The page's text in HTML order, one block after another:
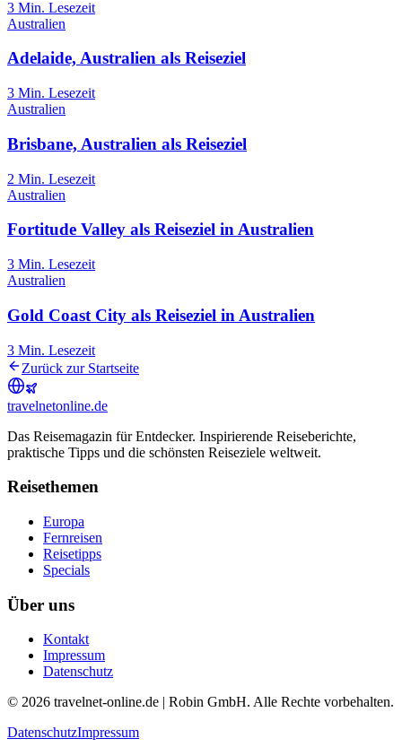
3 Min. Lesezeit
Australien
Adelaide, Australien als Reiseziel
3 Min. Lesezeit
Australien
Brisbane, Australien als Reiseziel
2 Min. Lesezeit
Australien
Fortitude Valley als Reiseziel in Australien
3 Min. Lesezeit
Australien
Gold Coast City als Reiseziel in Australien
3 Min. Lesezeit
Zurück zur Startseite
travelnetonline.de
Das Reisemagazin für Entdecker. Inspirierende Reiseberichte,
praktische Tipps und die schönsten Reiseziele weltweit.
Reisethemen
Europa
Fernreisen
Reisetipps
Specials
Über uns
Kontakt
Impressum
Datenschutz
© 2026 travelnet-online.de | Robin GmbH. Alle Rechte vorbehalten.
DatenschutzImpressum